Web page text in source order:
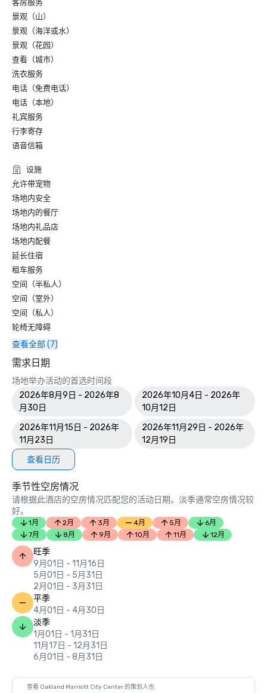
客房服务
景观（山）
景观（海洋或水）
景观（花园）
查看（城市）
洗衣服务
电话（免费电话）
电话（本地）
礼宾服务
行李寄存
语音信箱
设施
允许带宠物
场地内安全
场地内的餐厅
场地内礼品店
场地内配餐
延长住宿
租车服务
空间（半私人）
空间（室外）
空间（私人）
轮椅无障碍
查看全部 (7)
需求日期
场地举办活动的首选时间段
2026年8月9日 - 2026年8
月30日
2026年10月4日 - 2026年
10月12日
2026年11月15日 - 2026年
11月23日
2026年11月29日 - 2026年
12月19日
查看日历
季节性空房情况
请根据此酒店的空房情况匹配您的活动日期。淡季通常空房情况较
好。
1月 2月 3月 4月 5月
6月
7月
8月 9月 10月 11月 12月
旺季
9月01日 - 11月16日
5月01日 - 5月31日
2月01日 - 3月31日
平季
4月01日 - 4月30日
淡季
1月01日 - 1月31日
11月17日 - 12月31日
6月01日 - 8月31日
查看 Oakland Marriott City Center 的策划人也